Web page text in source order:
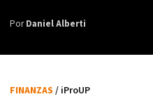
PorDaniel Alberti
FINANZAS / iProUP